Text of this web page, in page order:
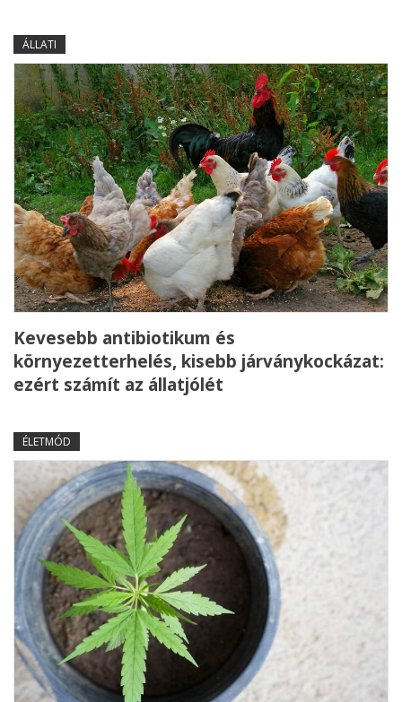
ÁLLATI
Kevesebb antibiotikum és
környezetterhelés, kisebb járványkockázat:
ezért számít az állatjólét
ÉLETMÓD